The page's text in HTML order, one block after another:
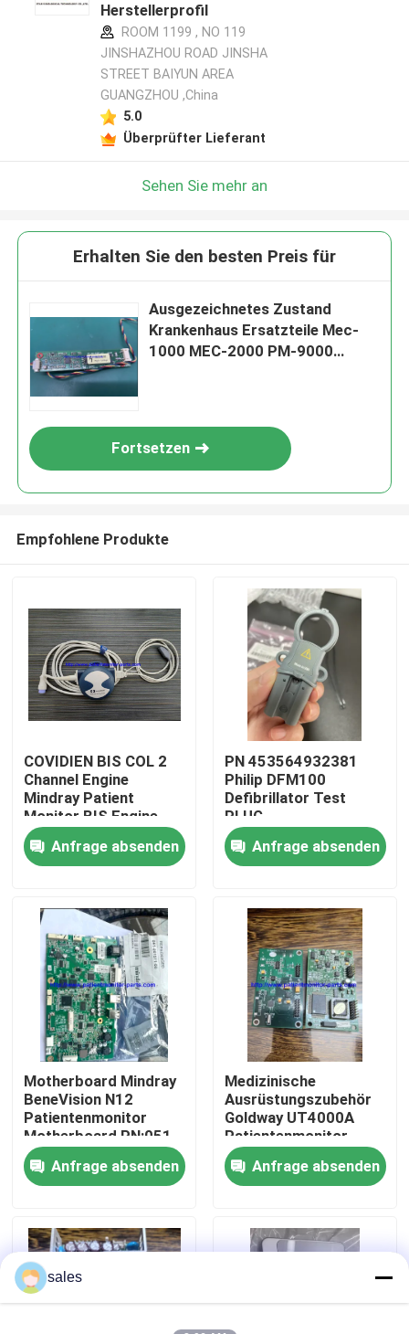
Zu Hause
Produkte
Videos
Über uns
Werksbesichtigung
Qualitätskontrolle
Kontakt mit uns
Teile für Patientenmonitore
Herstellerprofil
ROOM 1199 , NO 119
JINSHAZHOU ROAD JINSHA
STREET BAIYUN AREA
GUANGZHOU ,China
5.0
Überprüfter Lieferant
Sehen Sie mehr an
Erhalten Sie den besten Preis für
Ausgezeichnetes Zustand
Krankenhaus Ersatzteile Mec-
1000 MEC-2000 PM-9000
Fortsetzen
Empfohlene Produkte
COVIDIEN BIS COL 2
Channel Engine
Mindray Patient
Monitor BIS Engine,
BIS Konverter, BIS
Prozessor
Anfrage absenden
PN 453564932381
Philip DFM100
Defibrillator Test
PLUG
REF:989803171271
Anfrage absenden
Motherboard Mindray
BeneVision N12
Patientenmonitor
Motherboard PN:051-
002717-00
Anfrage absenden
Medizinische
Ausrüstungszubehör
Goldway UT4000A
Patientenmonitor
Blutsauerstoffplatine
Anfrage absenden
sales